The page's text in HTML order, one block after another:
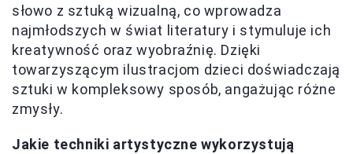
słowo z sztuką wizualną, co wprowadza
najmłodszych w świat literatury i stymuluje ich
kreatywność oraz wyobraźnię. Dzięki
towarzyszącym ilustracjom dzieci doświadczają
sztuki w kompleksowy sposób, angażując różne
zmysły.
Jakie techniki artystyczne wykorzystują